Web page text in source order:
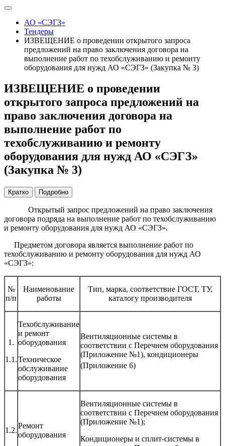
АО «СЭГЗ»
Тендеры
ИЗВЕЩЕНИЕ о проведении открытого запроса
предложений на право заключения договора на
выполнение работ по техобслуживанию и ремонту
оборудования для нужд АО «СЭГЗ» (Закупка № 3)
ИЗВЕЩЕНИЕ о проведении
открытого запроса предложений на
право заключения договора на
выполнение работ по
техобслуживанию и ремонту
оборудования для нужд АО «СЭГЗ»
(Закупка № 3)
Кратко Подробно
Открытый запрос предложений на право заключения
договора подряда на выполнение работ по техобслуживанию
и ремонту оборудования для нужд АО «СЭГЗ».
Предметом договора является выполнение работ по
техобслуживанию и ремонту оборудования для нужд АО
«СЭГЗ»:
№
п/п
Наименование
работы
Тип, марка, соответствие ГОСТ, ТУ,
каталогу производителя
1.
1.1.
Техобслуживание
и ремонт
оборудования
Техническое
обслуживание
оборудования
Вентиляционные системы в
соответствии с Перечнем оборудования
(Приложение №1), кондиционеры
(Приложение 6)
1.2.
Ремонт
оборудования
Вентиляционные системы в
соответствии с Перечнем оборудования
(Приложение №1);
Кондиционеры и сплит-системы в